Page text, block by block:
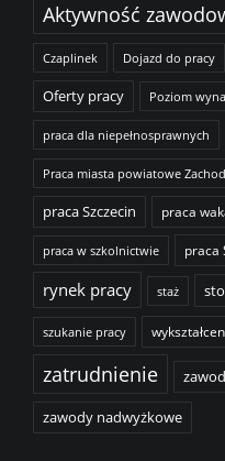
Aktywność
Czaplinek Dojazd do pracy
Oferty pracy Poziom
praca dla niepełnosprawnych
Praca miasta powiatowe
praca Szczecin praca
praca w szkolnictwie praca
rynek pracy staż
szukanie pracy
zatrudnienie
zawody nadwyżkowe